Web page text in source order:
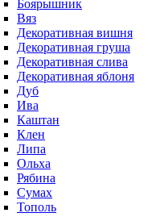
Боярышник
Вяз
Декоративная вишня
Декоративная груша
Декоративная слива
Декоративная яблоня
Дуб
Ива
Каштан
Клен
Липа
Ольха
Рябина
Сумах
Тополь